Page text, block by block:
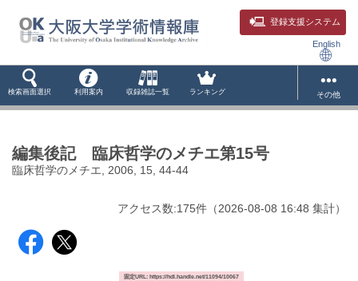
登録支援システム
English
検索画面選択 利用案内 収録雑誌一覧 ランキング その他
編集後記 臨床哲学のメチエ第15号
臨床哲学のメチエ, 2006, 15, 44-44
アクセス数:175件 （2026-08-08 16:48 集計）
固定URL: https://hdl.handle.net/11094/10067